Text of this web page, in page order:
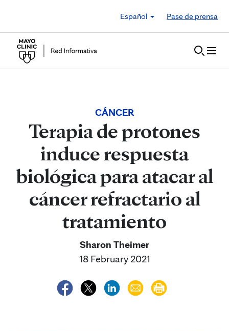
Español
Pase de prensa
CÁNCER
Terapia de protones
induce respuesta
biológica para atacar al
cáncer refractario al
tratamiento
Sharon Theimer
18 February 2021